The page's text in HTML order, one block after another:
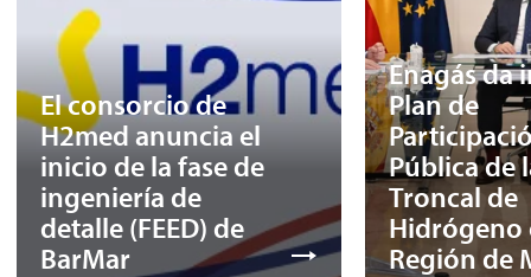
El consorcio de
H2med anuncia el
inicio de la fase de
ingeniería de
detalle (FEED) de
BarMar
Enagás da
Plan de
Pública de
Troncal de
Hidrógeno
Región de